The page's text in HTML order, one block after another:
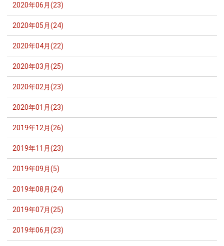
2020年06月(23)
2020年05月(24)
2020年04月(22)
2020年03月(25)
2020年02月(23)
2020年01月(23)
2019年12月(26)
2019年11月(23)
2019年09月(5)
2019年08月(24)
2019年07月(25)
2019年06月(23)